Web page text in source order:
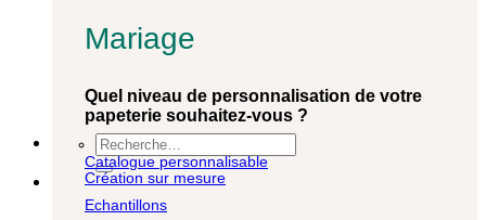
Recherche
pour :
Mariage
Quel niveau de personnalisation de votre
papeterie souhaitez-vous ?
Catalogue personnalisable
Création sur mesure
Echantillons